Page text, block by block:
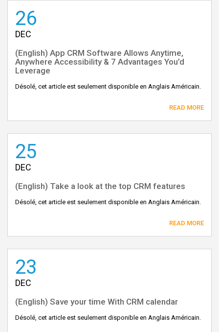
26
DEC
(English) App CRM Software Allows Anytime,
Anywhere Accessibility & 7 Advantages You’d
Leverage
Désolé, cet article est seulement disponible en Anglais Américain.
READ MORE
25
DEC
(English) Take a look at the top CRM features
Désolé, cet article est seulement disponible en Anglais Américain.
READ MORE
23
DEC
(English) Save your time With CRM calendar
Désolé, cet article est seulement disponible en Anglais Américain.